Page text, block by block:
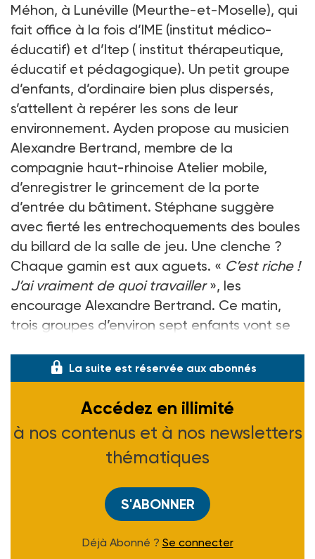
Méhon, à Lunéville (Meurthe-et-Moselle), qui
fait office à la fois d’IME (institut médico-
éducatif) et d’Itep ( institut thérapeutique,
éducatif et pédagogique). Un petit groupe
d’enfants, d’ordinaire bien plus dispersés,
s’attellent à repérer les sons de leur
environnement. Ayden propose au musicien
Alexandre Bertrand, membre de la
compagnie haut-rhinoise Atelier mobile,
d’enregistrer le grincement de la porte
d’entrée du bâtiment. Stéphane suggère
avec fierté les entrechoquements des boules
du billard de la salle de jeu. Une clenche ?
Chaque gamin est aux aguets. « C’est riche !
J’ai vraiment de quoi travailler», les
encourage Alexandre Bertrand. Ce matin,
trois groupes d’environ sept enfants vont se
La suite est réservée aux abonnés
Accédez en illimité
à nos contenus et à nos newsletters
thématiques
S'ABONNER
Déjà Abonné ? Se connecter